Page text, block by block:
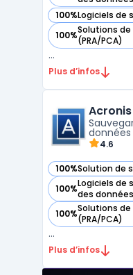
100%Logiciels de
— voir Acronis
100%Solutions de
(PRA/PCA)
— voir Acronis
...
Plus d’infos
Acronis
données
4.6
100%Solution de
— voir Acronis
100%Logiciels de
des données
— voir Acronis
100%Solutions de
(PRA/PCA)
— voir Acronis
...
Plus d’infos